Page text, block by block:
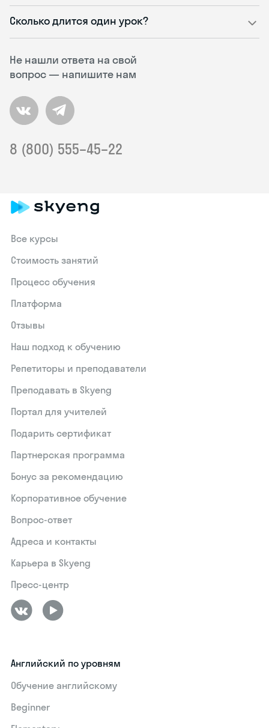
Не нашли ответа на свой
вопрос — напишите нам
8 (800) 555–45–22
Сколько длится один урок?
Все курсы
Стоимость занятий
Процесс обучения
Платформа
Отзывы
Наш подход к обучению
Репетиторы и преподаватели
Преподавать в Skyeng
Портал для учителей
Подарить сертификат
Партнерская программа
Бонус за рекомендацию
Корпоративное обучение
Вопрос-ответ
Адреса и контакты
Карьера в Skyeng
Пресс-центр
Английский по уровням
Обучение английскому
Beginner